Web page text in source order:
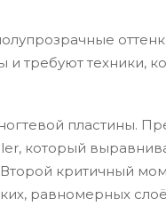
и требуют техники,
пластины.
который
критичный
равномерных